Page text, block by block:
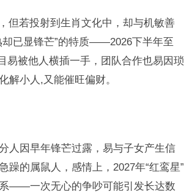
但若投射到生肖文化中，却与机敏善
却已显锋芒”的特质——2026下半年至
易被他人横插一手，团队合作也易因琐
解小人,又能催旺偏财。
人因早年锋芒过露，易与子女产生信
的属鼠人，感情上，2027年“红鸾星”
——一次无心的争吵可能引发长达数